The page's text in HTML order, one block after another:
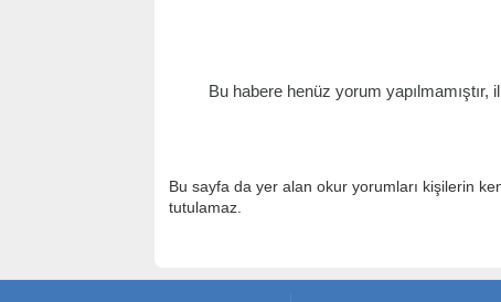
Bu habere henüz yorum yapılmamıştır,
Bu sayfa da yer alan okur yorumları kişilerin
tutulamaz.